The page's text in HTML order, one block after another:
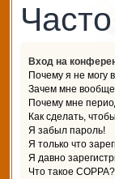
Вход на
Почему я не могу
Зачем мне вообще
Почему мне
Как сделать,
Я забыл пароль!
Я только что
Я давно
Что такое COPPA?